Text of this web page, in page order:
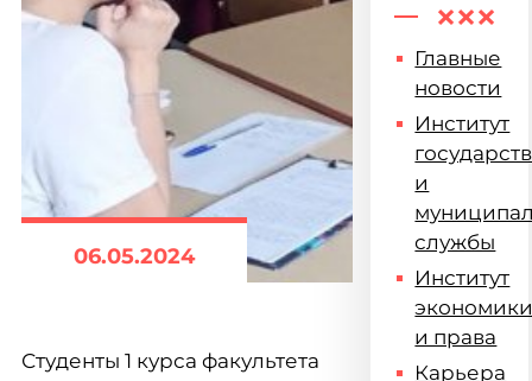
06.05.2024
Студенты 1 курса факультета
Главные
новости
Институт
и
службы
Институт
и права
Карьера